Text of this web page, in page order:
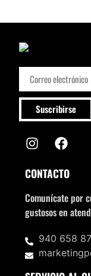
Suscribirse
CONTACTO
Comunícate por
gustosos en
940 658